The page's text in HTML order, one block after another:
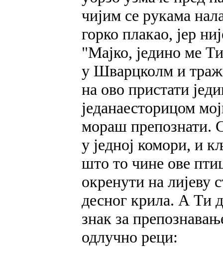
чијим се рукама
горко плакао, јер
"Мајко, једино ме
у Шварцколм и
на ово пристати
једанаесторицом
мораш препознати.
у једној комори, и
што то чине ове
окренути на лијеву
десног крила. А Ти
знак за
одлучно реци: